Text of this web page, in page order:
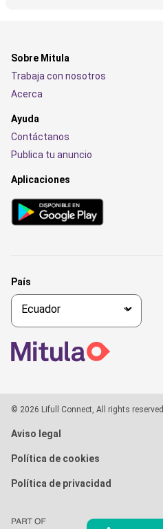
Sobre Mitula
Trabaja con nosotros
Acerca
Ayuda
Contáctanos
Publica tu anuncio
Aplicaciones
País
© 2026 Lifull Connect, All rights reserved
Aviso legal
Política de cookies
Política de privacidad